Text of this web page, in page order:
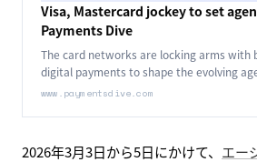
Visa, Mastercard jockey to set
Payments Dive
The card networks are locking arms with
digital payments to shape the evolving
ecosystem.
www.paymentsdive.com
2026年3月3日から5日にかけて、 エー